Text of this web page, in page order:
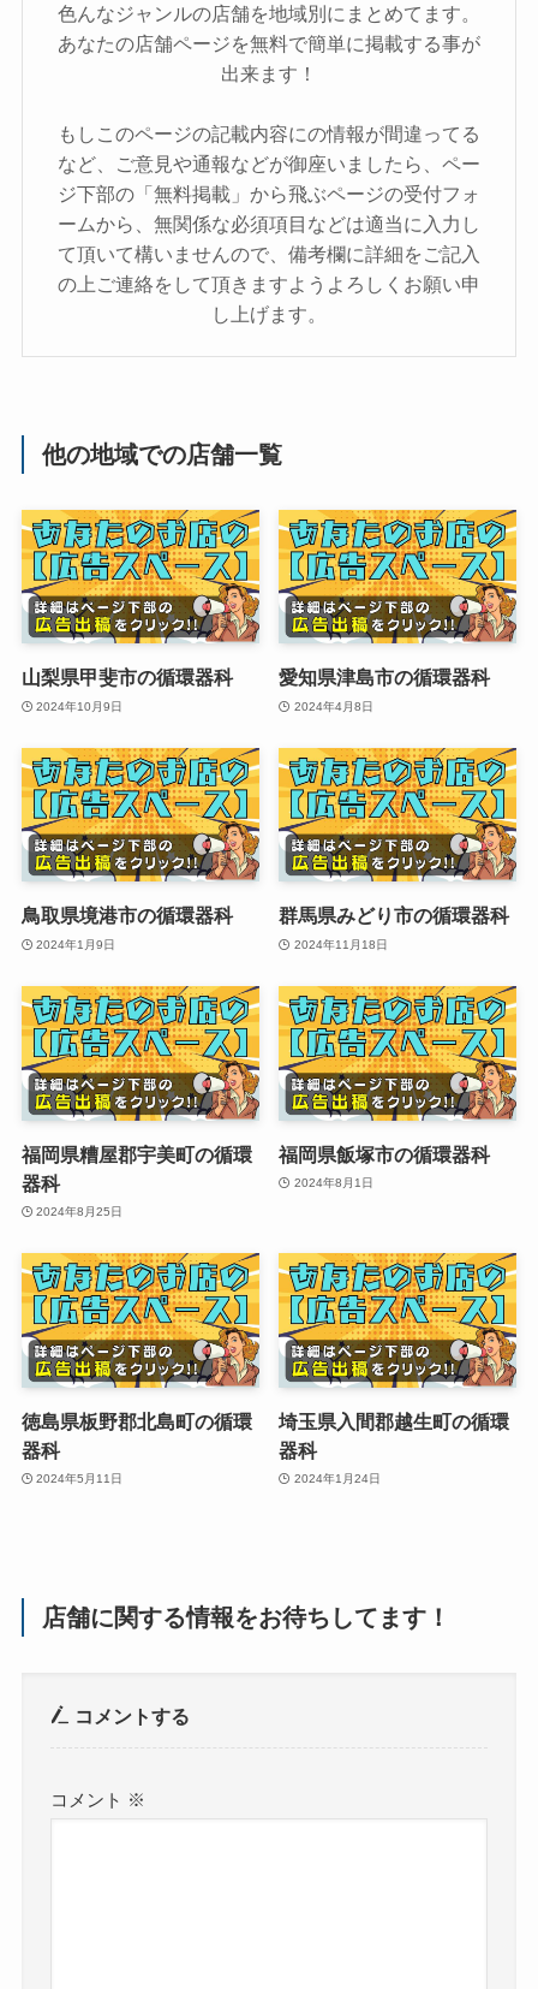
色んなジャンルの店舗を地域別にまとめてます。
あなたの店舗ページを無料で簡単に掲載する事が
出来ます！
もしこのページの記載内容にの情報が間違ってる
など、ご意見や通報などが御座いましたら、ペー
ジ下部の「無料掲載」から飛ぶページの受付フォ
ームから、無関係な必須項目などは適当に入力し
て頂いて構いませんので、備考欄に詳細をご記入
の上ご連絡をして頂きますようよろしくお願い申
し上げます。
他の地域での店舗一覧
山梨県甲斐市の循環器科
2024年10月9日
愛知県津島市の循環器科
2024年4月8日
鳥取県境港市の循環器科
2024年1月9日
群馬県みどり市の循環器科
2024年11月18日
福岡県糟屋郡宇美町の循環
器科
2024年8月25日
福岡県飯塚市の循環器科
2024年8月1日
徳島県板野郡北島町の循環
器科
2024年5月11日
埼玉県入間郡越生町の循環
器科
2024年1月24日
店舗に関する情報をお待ちしてます！
コメントする
コメント ※